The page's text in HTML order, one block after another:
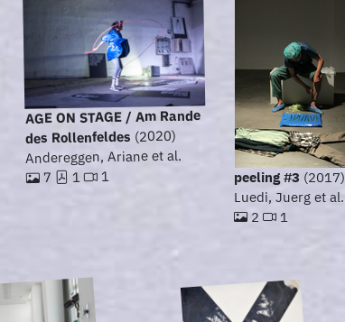
AGE ON STAGE / Am Rande
des Rollenfeldes (2020)
Andereggen, Ariane et al.
7 1 1 peeling #3 (2017)
Luedi, Juerg et al.
2
1